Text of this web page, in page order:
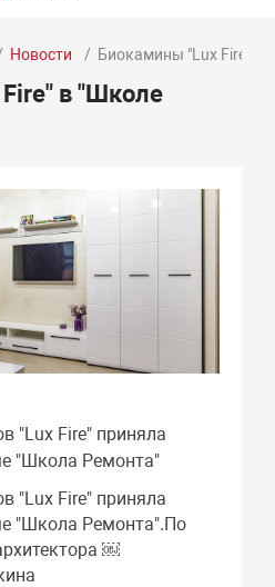
Новости Биокамины "Lux Fire" в
в "Школе
"Lux Fire" приняла
"Школа Ремонта"
"Lux Fire" приняла
"Школа Ремонта".По
￼